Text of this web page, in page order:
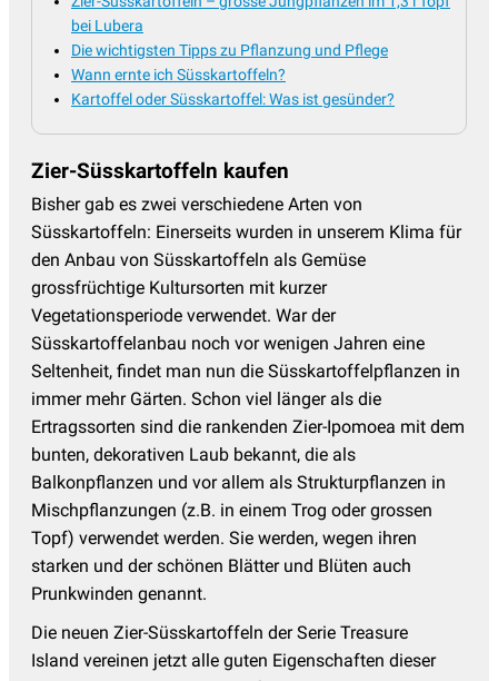
bei Lubera
Die wichtigsten Tipps zu Pflanzung und Pflege
Wann ernte ich Süsskartoffeln?
Kartoffel oder Süsskartoffel: Was ist gesünder?
Zier-Süsskartoffeln kaufen
Bisher gab es zwei verschiedene Arten von
Süsskartoffeln: Einerseits wurden in unserem Klima für
den Anbau von Süsskartoffeln als Gemüse
grossfrüchtige Kultursorten mit kurzer
Vegetationsperiode verwendet. War der
Süsskartoffelanbau noch vor wenigen Jahren eine
Seltenheit, findet man nun die Süsskartoffelpflanzen in
immer mehr Gärten. Schon viel länger als die
Ertragssorten sind die rankenden Zier-Ipomoea mit dem
bunten, dekorativen Laub bekannt, die als
Balkonpflanzen und vor allem als Strukturpflanzen in
Mischpflanzungen (z.B. in einem Trog oder grossen
Topf) verwendet werden. Sie werden, wegen ihren
starken und der schönen Blätter und Blüten auch
Prunkwinden genannt.
Die neuen Zier-Süsskartoffeln der Serie Treasure
Island vereinen jetzt alle guten Eigenschaften dieser